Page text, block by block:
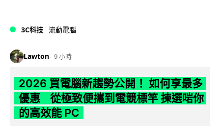
3C科技 流動電腦
Lawton 9 小時
2026 買電腦新趨勢公開！ 如何享最多
優惠 從極致便攜到電競標竿 揀選啱你
的高效能 PC